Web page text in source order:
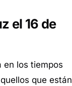
el 16 de
en los tiempos
que están